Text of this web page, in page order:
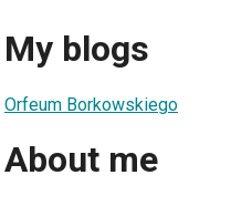
My blogs
Orfeum Borkowskiego
About me